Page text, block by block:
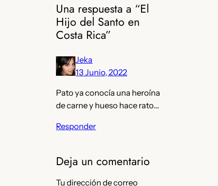
Una respuesta a “El
Hijo del Santo en
Costa Rica”
Jeka
13 Junio, 2022
Pato ya conocía una heroína
de carne y hueso hace rato…
Responder
Deja un comentario
Tu dirección de correo